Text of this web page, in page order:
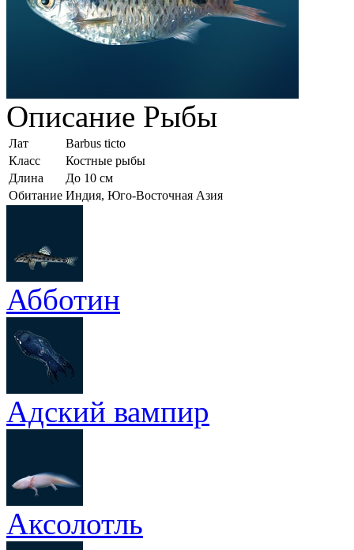
Описание Рыбы
Лат
Barbus ticto
Класс
Костные рыбы
Длина
До 10 см
Обитание Индия, Юго-Восточная Азия
Абботин
Адский вампир
Аксолотль